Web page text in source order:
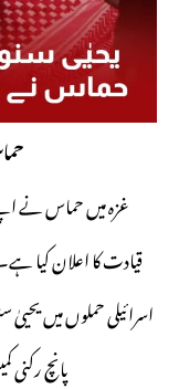
غزہ میں حماس نے
قیادت کا اعلان کیا
اسرائیلی حملوں میں
پانچ رکنی